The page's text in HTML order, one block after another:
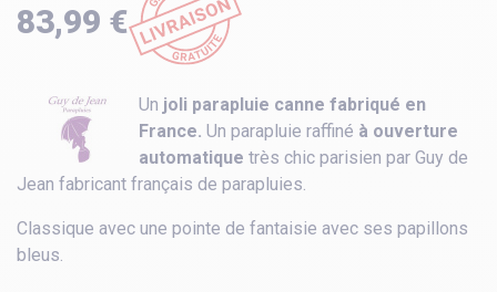
83,99 €
Un joli parapluie canne fabriqué en
France. Un parapluie raffiné à ouverture
automatique très chic parisien par Guy de
Jean fabricant français de parapluies.
Classique avec une pointe de fantaisie avec ses papillons
bleus.